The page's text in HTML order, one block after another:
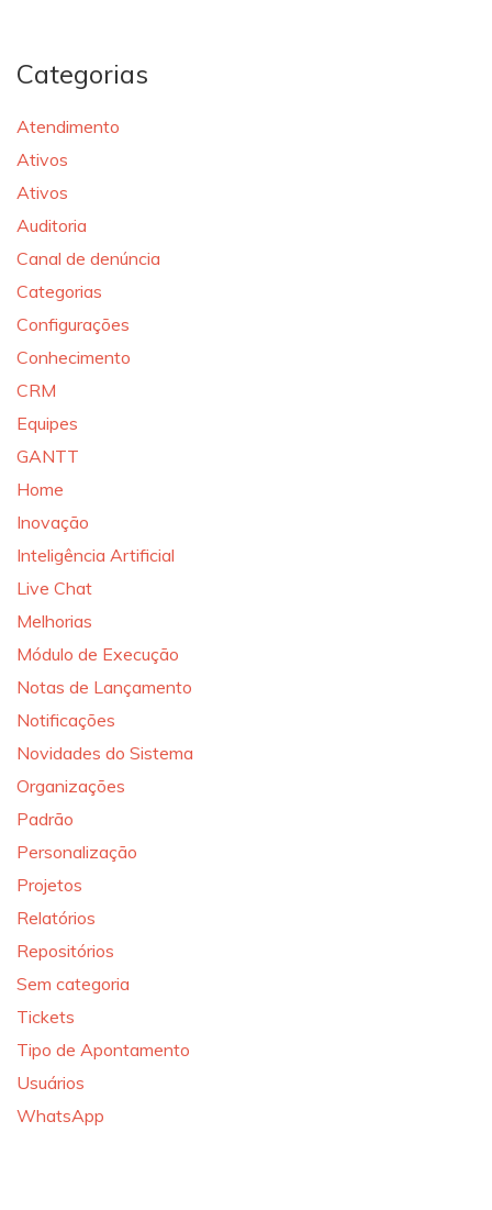
Categorias
Atendimento
Ativos
Ativos
Auditoria
Canal de denúncia
Categorias
Configurações
Conhecimento
CRM
Equipes
GANTT
Home
Inovação
Inteligência Artificial
Live Chat
Melhorias
Módulo de Execução
Notas de Lançamento
Notificações
Novidades do Sistema
Organizações
Padrão
Personalização
Projetos
Relatórios
Repositórios
Sem categoria
Tickets
Tipo de Apontamento
Usuários
WhatsApp